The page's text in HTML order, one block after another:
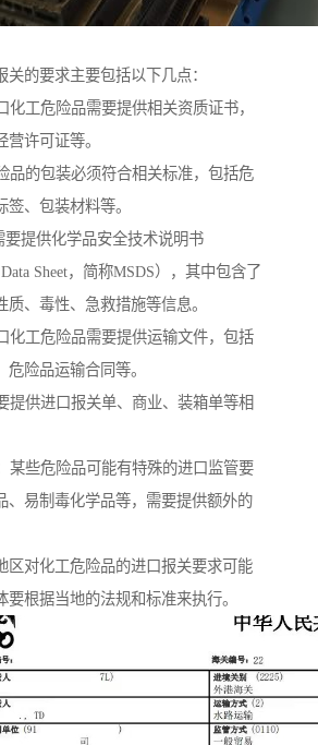
关的要求主要包括以下几点：
化工危险品需要提供相关资质证书，
许可证等。
品的包装必须符合相关标准，包括危
签、包装材料等。
要提供化学品安全技术说明书
Data Sheet，简称MSDS），其中包含了
质、毒性、急救措施等信息。
化工危险品需要提供运输文件，包括
险品运输合同等。
提供进口报关单、商业、装箱单等相
某些危险品可能有特殊的进口监管要
、易制毒化学品等，需要提供额外的
区对化工危险品的进口报关要求可能
要根据当地的法规和标准来执行。